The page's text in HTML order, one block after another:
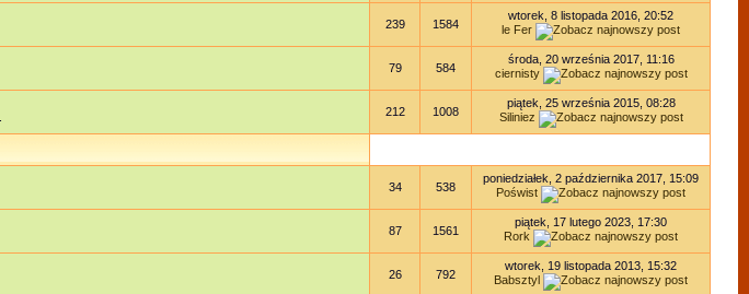
239 1584
wtorek, 8 listopada 2016, 20:52
le Fer
79 584
środa, 20 września 2017, 11:16
ciernisty
212 1008
piątek, 25 września 2015, 08:28
Siliniez
34 538
poniedziałek, 2 października 2017, 15:09
Poświst
87 1561
piątek, 17 lutego 2023, 17:30
Rork
26 792
wtorek, 19 listopada 2013, 15:32
Babsztyl